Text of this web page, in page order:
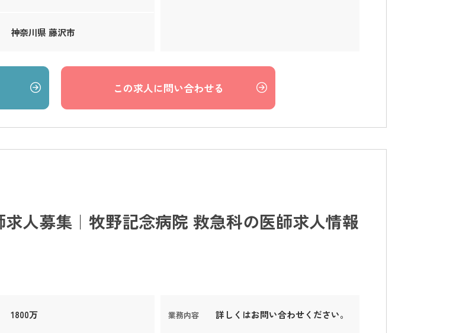
神奈川県 藤沢市
この求人に問い合わせる
求人募集｜牧野記念病院 救急科の医師求人情報
1800万 業務内容 詳しくはお問い合わせください。